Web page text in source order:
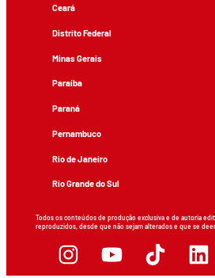
Ceará
Distrito Federal
Minas Gerais
Paraíba
Paraná
Pernambuco
Rio de Janeiro
Rio Grande do Sul
Todos os conteúdos de produção exclusiva e de autoria
reproduzidos, desde que não sejam alterados e que se